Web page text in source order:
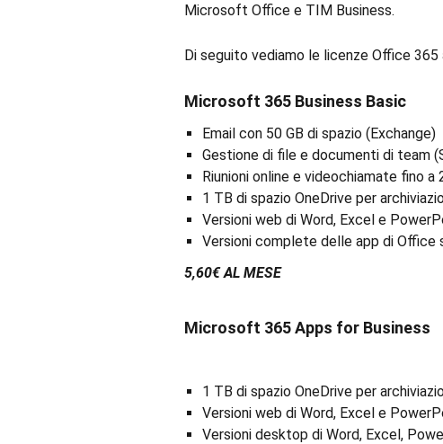
Microsoft Office e TIM Business.
Di seguito vediamo le licenze Office
Microsoft 365 Business Basic
Email con 50 GB di spazio (Exchange)
Gestione di file e documenti di team
Riunioni online e videochiamate fino a
1 TB di spazio OneDrive per
Versioni web di Word, Excel e
Versioni complete delle app di
5,60€ AL MESE
Microsoft 365 Apps for Business
1 TB di spazio OneDrive per
Versioni web di Word, Excel e
Versioni desktop di Word, Excel,